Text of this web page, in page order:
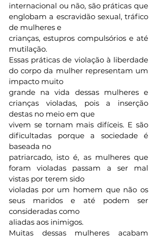
internacional ou não, são práticas que
englobam a escravidão sexual, tráfico
de mulheres e
crianças, estupros compulsórios e até
mutilação.
Essas práticas de violação à liberdade
do corpo da mulher representam um
impacto muito
grande na vida dessas mulheres e
crianças violadas, pois a inserção
destas no meio em que
vivem se tornam mais difíceis. E são
dificultadas porque a sociedade é
baseada no
patriarcado, isto é, as mulheres que
foram violadas passam a ser mal
vistas por terem sido
violadas por um homem que não os
seus maridos e até podem ser
consideradas como
aliadas aos inimigos.
Muitas dessas mulheres acabam